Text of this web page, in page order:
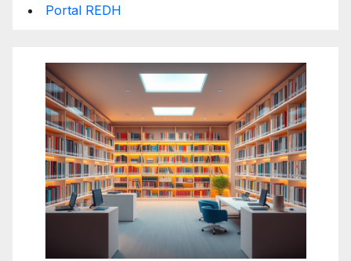
Portal REDH